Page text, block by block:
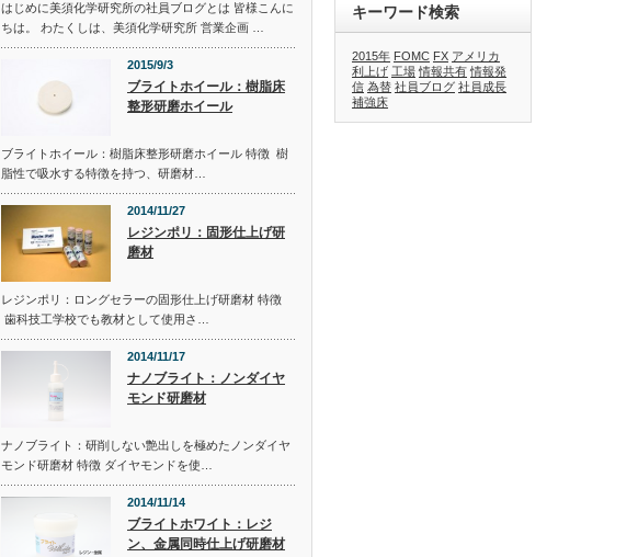
はじめに美須化学研究所の社員ブログとは 皆様こんに
ちは。 わたくしは、美須化学研究所 営業企画 …
2015/9/3
ブライトホイール：樹脂床
整形研磨ホイール
ブライトホイール：樹脂床整形研磨ホイール 特徴 樹
脂性で吸水する特徴を持つ、研磨材…
2014/11/27
レジンポリ：固形仕上げ研
磨材
レジンポリ：ロングセラーの固形仕上げ研磨材 特徴
歯科技工学校でも教材として使用さ…
2014/11/17
ナノブライト：ノンダイヤ
モンド研磨材
ナノブライト：研削しない艶出しを極めたノンダイヤ
モンド研磨材 特徴 ダイヤモンドを使…
2014/11/14
ブライトホワイト：レジ
ン、金属同時仕上げ研磨材
キーワード検索
2015年 FOMC FX アメリカ
利上げ 工場 情報共有 情報発
信 為替 社員ブログ 社員成長
補強床